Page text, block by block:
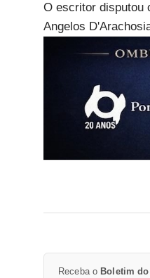
O escritor disputou
Angelos
Receba o Boletim